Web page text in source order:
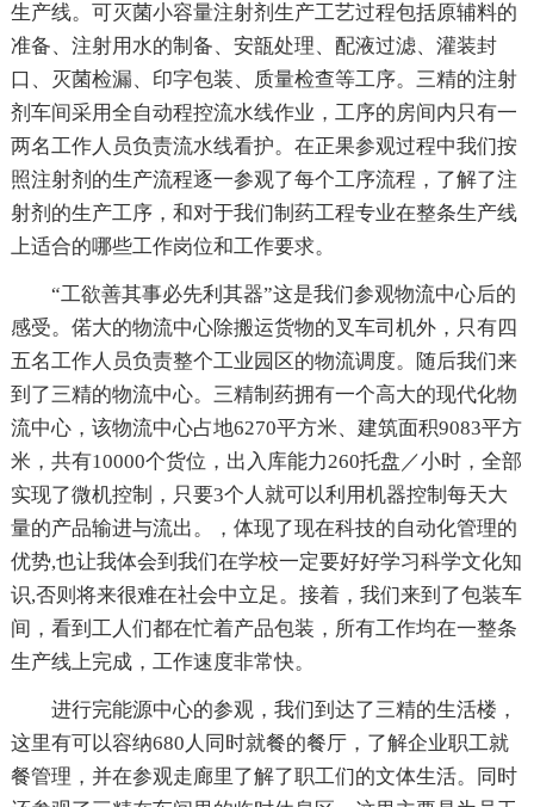
生产线。可灭菌小容量注射剂生产工艺过程包括原辅料的
准备、注射用水的制备、安瓿处理、配液过滤、灌装封
口、灭菌检漏、印字包装、质量检查等工序。三精的注射
剂车间采用全自动程控流水线作业，工序的房间内只有一
两名工作人员负责流水线看护。在正果参观过程中我们按
照注射剂的生产流程逐一参观了每个工序流程，了解了注
射剂的生产工序，和对于我们制药工程专业在整条生产线
上适合的哪些工作岗位和工作要求。
“工欲善其事必先利其器”这是我们参观物流中心后的
感受。偌大的物流中心除搬运货物的叉车司机外，只有四
五名工作人员负责整个工业园区的物流调度。随后我们来
到了三精的物流中心。三精制药拥有一个高大的现代化物
流中心，该物流中心占地6270平方米、建筑面积9083平方
米，共有10000个货位，出入库能力260托盘／小时，全部
实现了微机控制，只要3个人就可以利用机器控制每天大
量的产品输进与流出。，体现了现在科技的自动化管理的
优势,也让我体会到我们在学校一定要好好学习科学文化知
识,否则将来很难在社会中立足。接着，我们来到了包装车
间，看到工人们都在忙着产品包装，所有工作均在一整条
生产线上完成，工作速度非常快。
进行完能源中心的参观，我们到达了三精的生活楼，
这里有可以容纳680人同时就餐的餐厅，了解企业职工就
餐管理，并在参观走廊里了解了职工们的文体生活。同时